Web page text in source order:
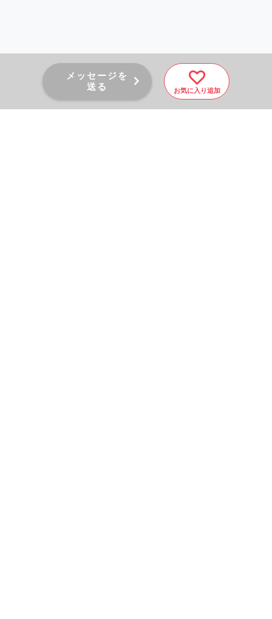
メッセージを
送る
お気に入り追加